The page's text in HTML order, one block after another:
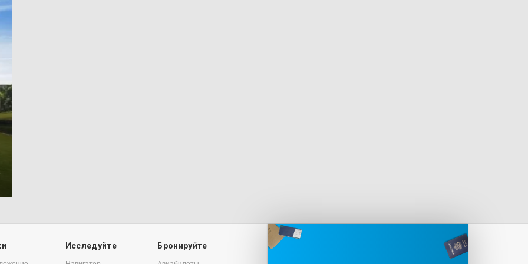
Исследуйте Бронируйте